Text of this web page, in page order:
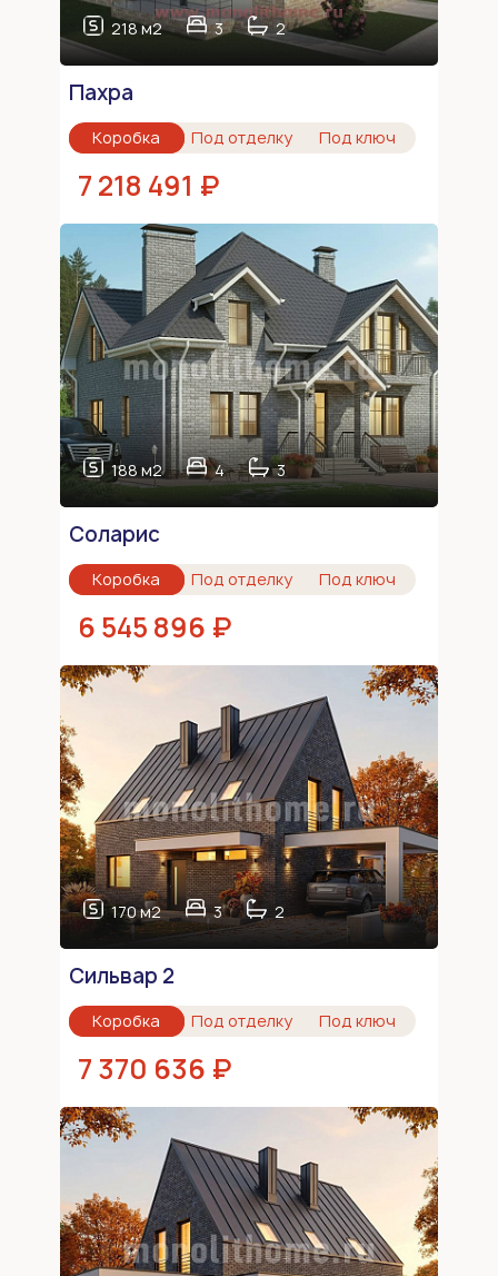
218 м2 3 2
Пахра
Коробка Под отделку Под ключ
7 218 491 ₽
188 м2 4 3
Соларис
Коробка Под отделку Под ключ
6 545 896 ₽
170 м2 3 2
Сильвар 2
Коробка Под отделку Под ключ
7 370 636 ₽